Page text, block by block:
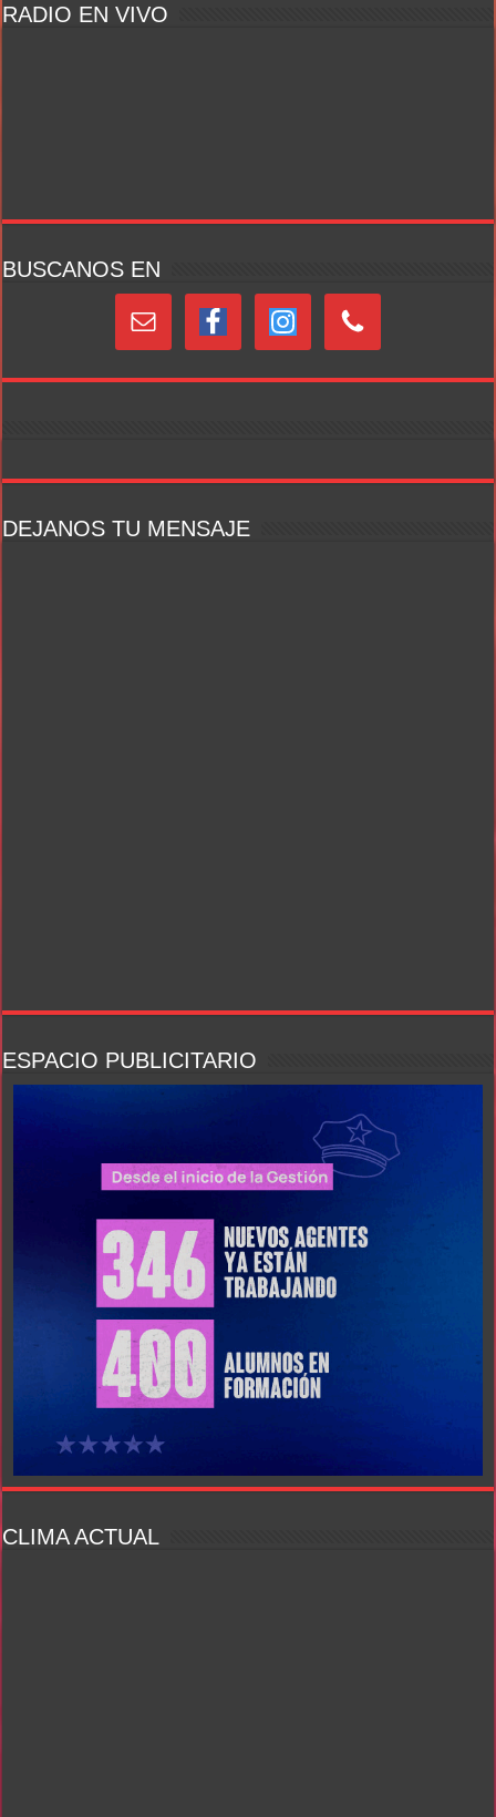
RADIO EN VIVO
BUSCANOS EN
DEJANOS TU MENSAJE
ESPACIO PUBLICITARIO
CLIMA ACTUAL